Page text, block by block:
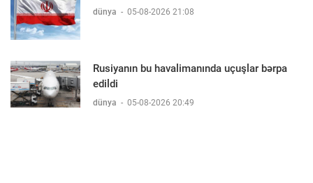
dünya - 05-08-2026 21:08
Rusiyanın bu havalimanında uçuşlar bərpa
edildi
dünya - 05-08-2026 20:49